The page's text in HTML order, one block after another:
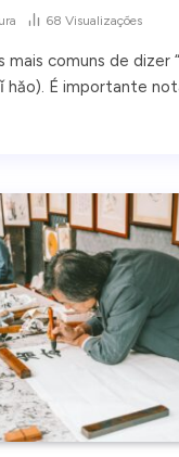
68 Visualizações
mais comuns de dizer
hǎo). É importante